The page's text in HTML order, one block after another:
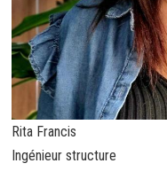
Rita Francis
Ingénieur structure